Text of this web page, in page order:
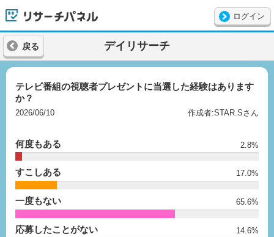
リサーチパネル
ログイン
戻る デイリサーチ
テレビ番組の視聴者プレゼントに当選した経験はあります
か？
2026/06/10 作成者:STAR.Sさん
何度もある 2.8%
すこしある 17.0%
一度もない 65.6%
応募したことがない 14.6%